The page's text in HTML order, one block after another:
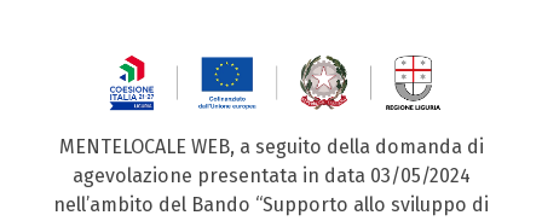
MENTELOCALE WEB, a seguito della domanda di
agevolazione presentata in data 03/05/2024
nell’ambito del Bando “Supporto allo sviluppo di